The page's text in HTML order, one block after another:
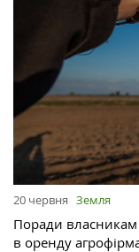
20 червня Земля
Поради власникам
в оренду